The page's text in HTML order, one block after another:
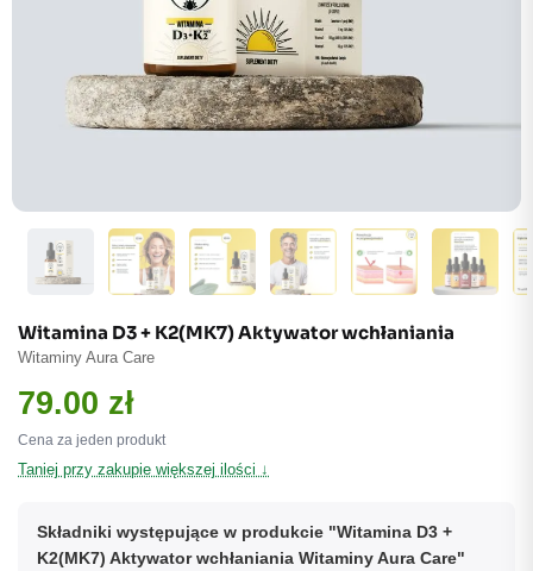
Witamina D3 + K2(MK7) Aktywator wchłaniania
Witaminy Aura Care
79.00 zł
Cena za jeden produkt
Taniej przy zakupie większej ilości ↓
Składniki występujące w produkcie "Witamina D3 +
K2(MK7) Aktywator wchłaniania Witaminy Aura Care"